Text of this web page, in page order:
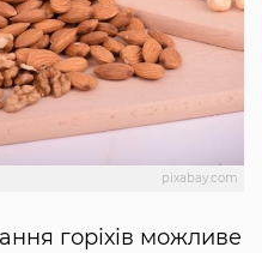
pixabay.com
горіхів можливе